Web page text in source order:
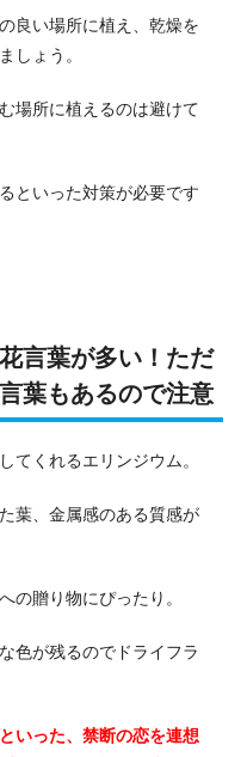
良い場所に植え、乾燥を
しょう。
場所に植えるのは避けて
といった対策が必要です
言葉が多い！ただ
葉もあるので注意
てくれるエリンジウム。
葉、金属感のある質感が
の贈り物にぴったり。
色が残るのでドライフラ
いった、禁断の恋を連想